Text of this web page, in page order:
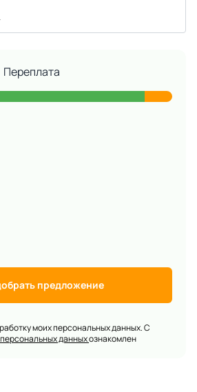
Переплата
предложение
моих персональных данных. С
данныхознакомлен